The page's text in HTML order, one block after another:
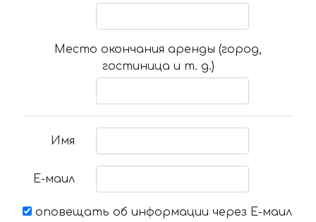
Место окончания аренды (город,
гостиница и т. д.)
Имя
Е-маил
оповещать об информации через Е-маил